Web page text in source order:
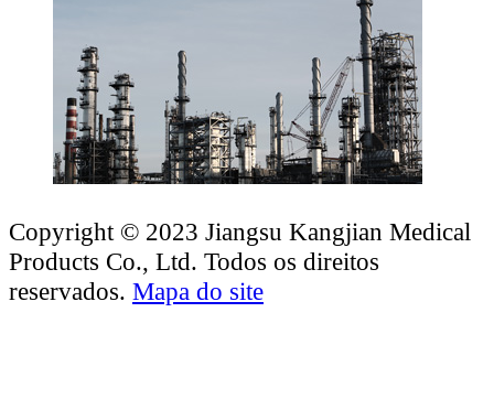
Copyright © 2023 Jiangsu Kangjian Medical
Products Co., Ltd. Todos os direitos
reservados. Mapa do site